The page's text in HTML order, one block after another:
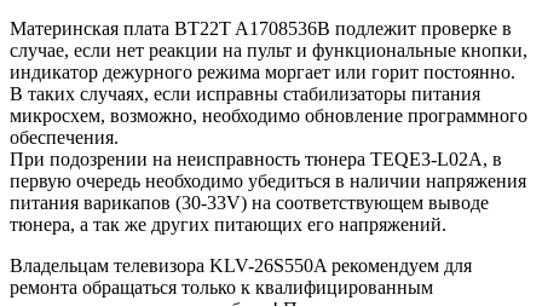
Материнская плата BT22T A1708536B подлежит проверке в
случае, если нет реакции на пульт и функциональные кнопки,
индикатор дежурного режима моргает или горит постоянно.
В таких случаях, если исправны стабилизаторы питания
микросхем, возможно, необходимо обновление программного
обеспечения.
При подозрении на неисправность тюнера TEQE3-L02A, в
первую очередь необходимо убедиться в наличии напряжения
питания варикапов (30-33V) на соответствующем выводе
тюнера, а так же других питающих его напряжений.
Владельцам телевизора KLV-26S550A рекомендуем для
ремонта обращаться только к квалифицированным